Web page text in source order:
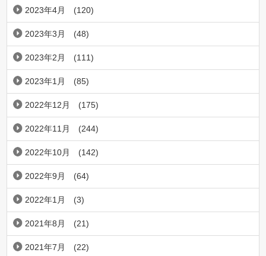
2023年4月 (120)
2023年3月 (48)
2023年2月 (111)
2023年1月 (85)
2022年12月 (175)
2022年11月 (244)
2022年10月 (142)
2022年9月 (64)
2022年1月 (3)
2021年8月 (21)
2021年7月 (22)